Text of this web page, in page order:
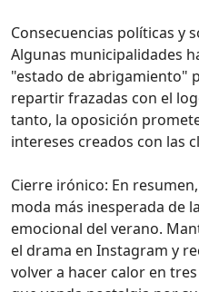
Consecuencias políticas y
Algunas municipalidades
"estado de abrigamiento"
repartir frazadas con el
tanto, la oposición
intereses creados con las
Cierre irónico: En
moda más inesperada de
emocional del verano.
el drama en Instagram y
volver a hacer calor en